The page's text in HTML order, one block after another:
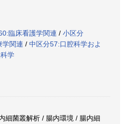
臨床看護学関連 / 小区分
学関連 / 中区分57:口腔科学およ
学
細菌叢解析 / 腸内環境 / 腸内細